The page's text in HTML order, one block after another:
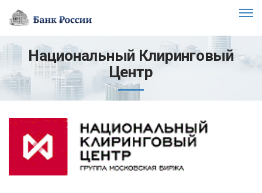
Национальный Клиринговый
Центр